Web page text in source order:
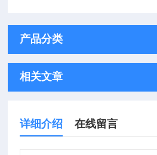
产品分类
相关文章
详细介绍 在线留言